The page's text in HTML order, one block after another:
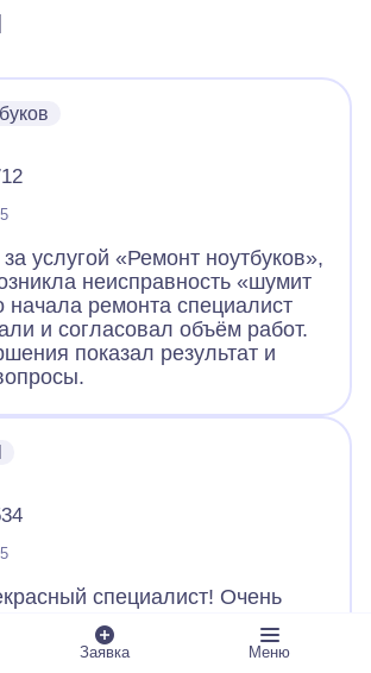
услугой «Ремонт ноутбуков»,
неисправность «шумит
начала ремонта специалист
и согласовал объём работ.
показал результат и
специалист! Очень
все быстро, настроил и
ноутбук. Объяснил все
Заявка Меню